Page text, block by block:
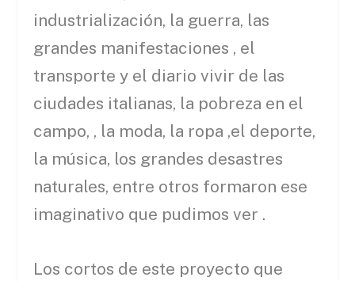
industrialización, la guerra, las
grandes manifestaciones , el
transporte y el diario vivir de las
ciudades italianas, la pobreza en el
campo, , la moda, la ropa ,el deporte,
la música, los grandes desastres
naturales, entre otros formaron ese
imaginativo que pudimos ver .
Los cortos de este proyecto que